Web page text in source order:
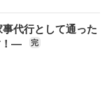
代行として通った
！―
完